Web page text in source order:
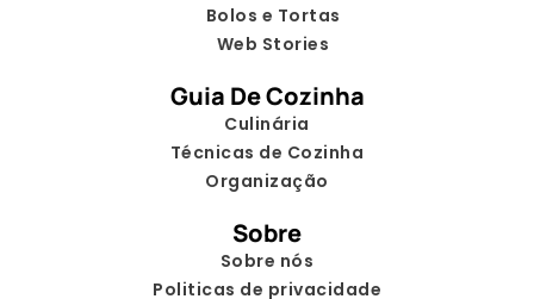
Bolos e Tortas
Web Stories
Guia De Cozinha
Culinária
Técnicas de Cozinha
Organização
Sobre
Sobre nós
Politicas de privacidade